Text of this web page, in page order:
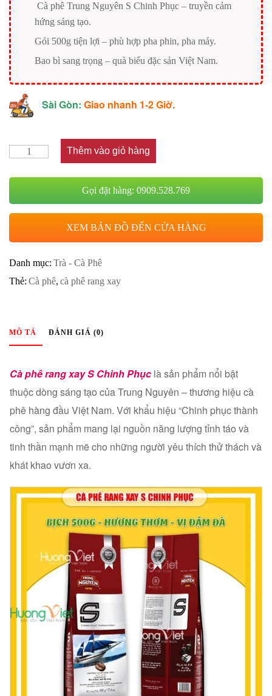
Cà phê Trung Nguyên S Chinh Phục – truyền cảm
hứng sáng tạo.
Gói 500g tiện lợi – phù hợp pha phin, pha máy.
Bao bì sang trọng – quà biếu đặc sản Việt Nam.
Sài Gòn: Giao nhanh 1-2 Giờ.
Thêm vào giỏ hàng
Gọi đặt hàng: 0909.528.769
XEM BẢN ĐỒ ĐẾN CỬA HÀNG
Danh mục: Trà - Cà Phê
Thẻ: Cà phê, cà phê rang xay
MÔ TẢ ĐÁNH GIÁ (0)
Cà phê rang xay S Chinh Phục là sản phẩm nổi bật
thuộc dòng sáng tạo của Trung Nguyên – thương hiệu cà
phê hàng đầu Việt Nam. Với khẩu hiệu “Chinh phục thành
công”, sản phẩm mang lại nguồn năng lượng tỉnh táo và
tinh thần mạnh mẽ cho những người yêu thích thử thách và
khát khao vươn xa.